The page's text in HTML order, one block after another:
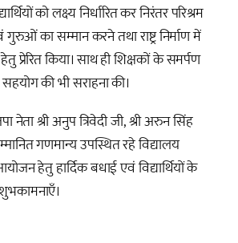
को लक्ष्य निर्धारित कर निरंतर परिश्रम
का सम्मान करने तथा राष्ट्र निर्माण में
प्रेरित किया। साथ ही शिक्षकों के समर्पण
की भी सराहना की।
श्री अनुप त्रिवेदी जी, श्री अरुन सिंह
गणमान्य उपस्थित रहे विद्यालय
हेतु हार्दिक बधाई एवं विद्यार्थियों के